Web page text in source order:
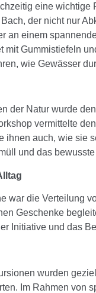
eine
der nicht nur
an einem
mit Gummistiefeln
wie Gewässer
der Natur wurde
vermittelte
auch, wie sie
und das
war die Verteilung
Geschenke
Initiative und das
wurden
Im Rahmen von